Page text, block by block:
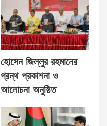
হোসেন জিল্লুর রহমানের
গ্রন্থ প্রকাশনা ও
আলোচনা অনুষ্ঠিত